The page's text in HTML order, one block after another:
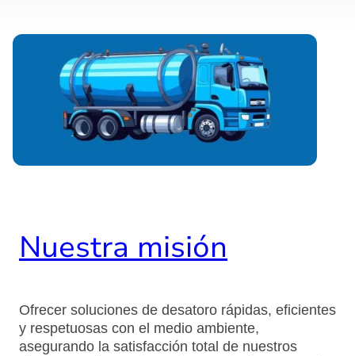
Nuestra misión
Ofrecer soluciones de desatoro rápidas, eficientes
y respetuosas con el medio ambiente,
asegurando la satisfacción total de nuestros